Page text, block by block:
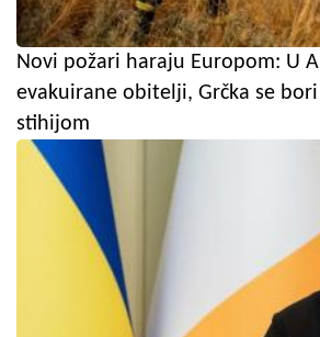
Novi požari haraju Europom: U
evakuirane obitelji, Grčka se
stihijom